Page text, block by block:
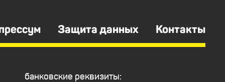
Защита данных Контакты
бaнковские реквизиты: